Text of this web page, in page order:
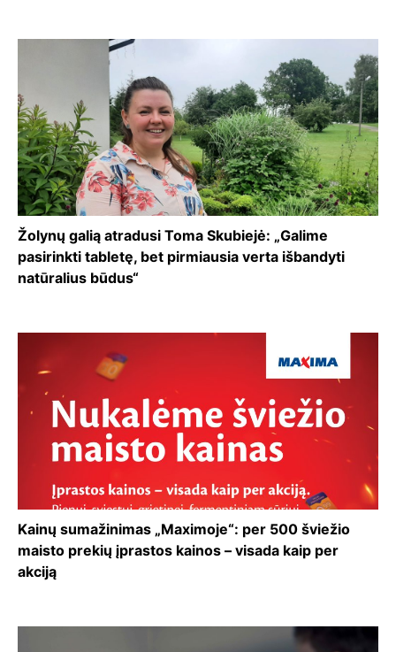
Žolynų galią atradusi Toma Skubiejė: „Galime
pasirinkti tabletę, bet pirmiausia verta išbandyti
natūralius būdus“
Kainų sumažinimas „Maximoje“: per 500 šviežio
maisto prekių įprastos kainos – visada kaip per
akciją